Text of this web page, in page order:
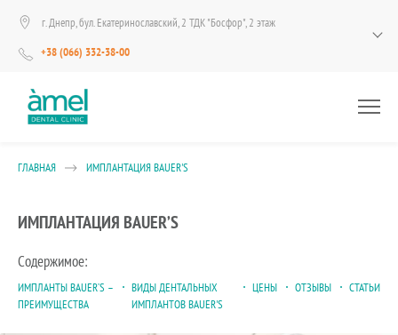
г. Днепр, бул. Екатеринославский, 2 ТДК "Босфор", 2 этаж
+38 (066) 332-38-00
ГЛАВНАЯ ИМПЛАНТАЦИЯ BAUER'S
ИМПЛАНТАЦИЯ BAUER’S
Содержимое:
ИМПЛАНТЫ BAUER’S –
ПРЕИМУЩЕСТВА
ВИДЫ ДЕНТАЛЬНЫХ
ИМПЛАНТОВ BAUER'S
ЦЕНЫ ОТЗЫВЫ СТАТЬИ